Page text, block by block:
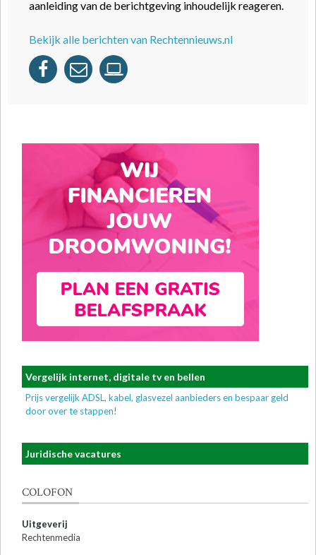
aanleiding van de berichtgeving inhoudelijk reageren.
Bekijk alle berichten van Rechtennieuws.nl
Vergelijk internet, digitale tv en bellen
Prijs vergelijk ADSL, kabel, glasvezel aanbieders en bespaar geld
door over te stappen!
Juridische vacatures
COLOFON
Uitgeverij
Rechtenmedia